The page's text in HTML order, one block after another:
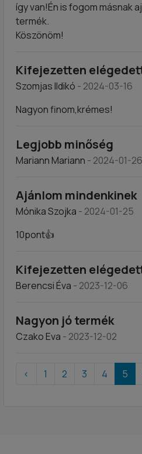
így van!Én is fogom másnak
termék.
Köszönöm!
Kifejezetten
Szomjas Ildikó - 2024-03-16
Nagyon finom,krémes!
Legjobb minőség
Mariann Mariann - 2024-01-26
Ajánlom mindenkinek
Mónika Szojka - 2024-01-25
10pont👍
Kifejezetten
Berencsi Éva - 2023-12-06
Nagyon jó termék
Czako Eva - 2023-12-02
‹ 1 2 3 4 5